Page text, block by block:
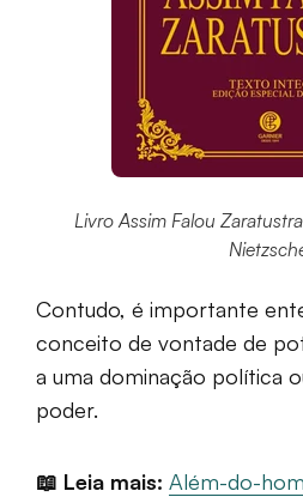
Livro Assim Falou
Contudo, é importante
conceito de vontade de
a uma dominação política
poder.
📖 Leia mais: Além-do-